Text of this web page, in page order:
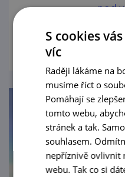
pod
S cookies
víc
Raději lákáme na
musíme říct o
Pomáhají se
tomto webu,
stránek a tak.
souhlasem.
nepříznivě ovlivnit
webu. Tak co si